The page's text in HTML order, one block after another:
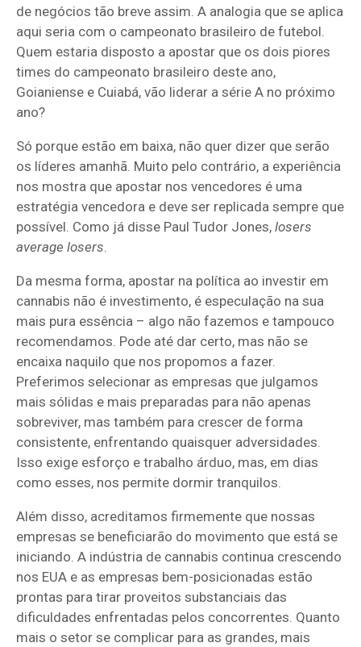
de negócios tão breve assim. A analogia que se aplica
aqui seria com o campeonato brasileiro de futebol.
Quem estaria disposto a apostar que os dois piores
times do campeonato brasileiro deste ano,
Goianiense e Cuiabá, vão liderar a série A no próximo
ano?
Só porque estão em baixa, não quer dizer que serão
os líderes amanhã. Muito pelo contrário, a experiência
nos mostra que apostar nos vencedores é uma
estratégia vencedora e deve ser replicada sempre que
possível. Como já disse Paul Tudor Jones, losers
average losers
Da mesma forma, apostar na política ao investir em
cannabis não é investimento, é especulação na sua
mais pura essência – algo não fazemos e tampouco
recomendamos. Pode até dar certo, mas não se
encaixa naquilo que nos propomos a fazer.
Preferimos selecionar as empresas que julgamos
mais sólidas e mais preparadas para não apenas
sobreviver, mas também para crescer de forma
consistente, enfrentando quaisquer adversidades.
Isso exige esforço e trabalho árduo, mas, em dias
como esses, nos permite dormir tranquilos.
Além disso, acreditamos firmemente que nossas
empresas se beneficiarão do movimento que está se
iniciando. A indústria de cannabis continua crescendo
nos EUA e as empresas bem-posicionadas estão
prontas para tirar proveitos substanciais das
dificuldades enfrentadas pelos concorrentes. Quanto
mais o setor se complicar para as grandes, mais